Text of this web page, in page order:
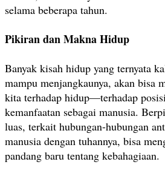
selama beberapa tahun.
Pikiran dan Makna Hidup
Banyak kisah hidup yang ternyata
mampu menjangkaunya, akan bisa
kita terhadap hidup—terhadap
kemanfaatan sebagai manusia.
luas, terkait hubungan-hubungan
manusia dengan tuhannya, bisa
pandang baru tentang kebahagiaan.